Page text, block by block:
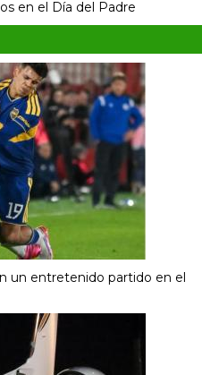
en el Día del Padre
un entretenido partido en el